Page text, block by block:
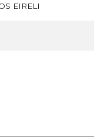
EIRELI